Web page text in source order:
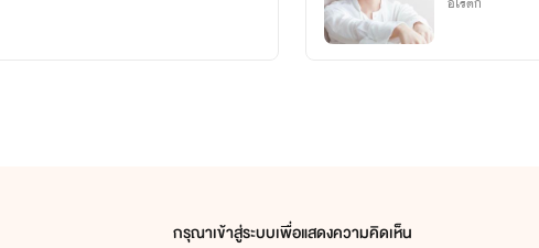
กรุณาเข้าสู่ระบบเพื่อแสดงความคิดเห็น